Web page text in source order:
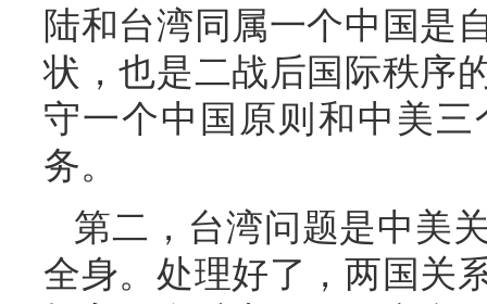
陆和台湾同属一个中国是
状，也是二战后国际秩序
守一个中国原则和中美
务。
第二，台湾问题是中美
全身。处理好了，两国关